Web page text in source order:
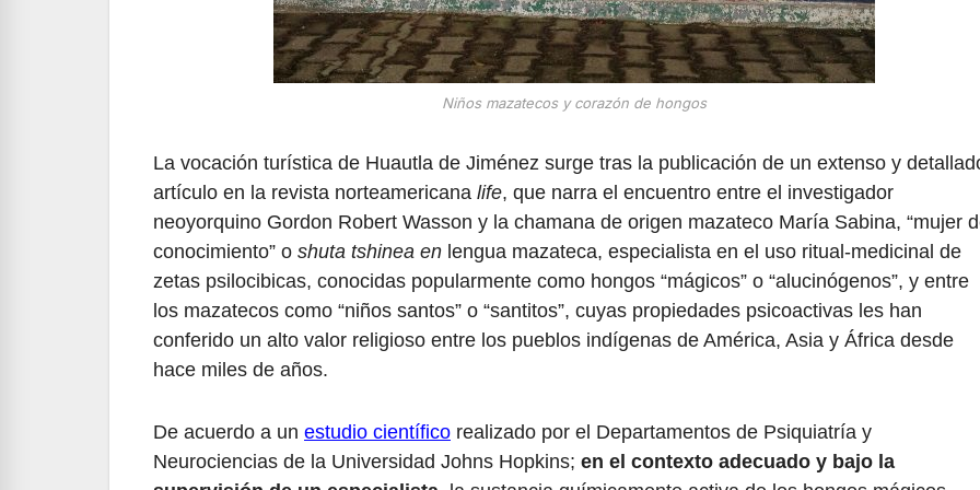
Niños mazatecos y corazón de hongos
La vocación turística de Huautla de Jiménez surge tras la publicación de un extenso y
artículo en la revista norteamericana life, que narra el encuentro entre el investigador
neoyorquino Gordon Robert Wasson y la chamana de origen mazateco María Sabina, “mujer
conocimiento” o shuta tshinea en lengua mazateca, especialista en el uso ritual-medicinal de
zetas psilocibicas, conocidas popularmente como hongos “mágicos” o “alucinógenos”, y entre
los mazatecos como “niños santos” o “santitos”, cuyas propiedades psicoactivas les han
conferido un alto valor religioso entre los pueblos indígenas de América, Asia y África desde
hace miles de años.
De acuerdo a un estudio científico realizado por el Departamentos de Psiquiatría y
Neurociencias de la Universidad Johns Hopkins; en el contexto adecuado y bajo la